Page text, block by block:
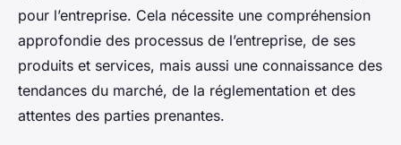
pour l’entreprise. Cela nécessite une compréhension
approfondie des processus de l’entreprise, de ses
produits et services, mais aussi une connaissance des
tendances du marché, de la réglementation et des
attentes des parties prenantes.